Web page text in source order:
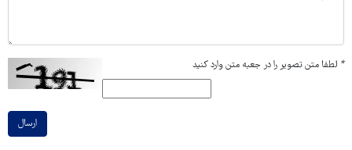
* لطفا متن تصویر را در جعبه متن وارد کنید
ارسال